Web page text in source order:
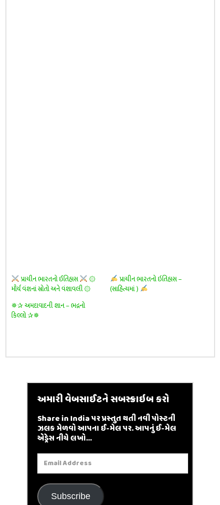
પ્રાચીન ભારતનો ઈતિહાસ
۞
મૌર્ય વંશનાં સ્રોતો અને વંશાવલી ۞
પ્રાચીન ભારતનો ઇતિહાસ –
(સાહિત્યમાં )
✵✰ અમદાવાદની શાન – ભદ્રનો
કિલ્લો ✰✵
અમારી વેબસાઈટને સબસ્ક્રાઇબ કરો
Share in India પર પ્રસ્તુત થતી નવી પોસ્ટની
ઝલક મેળવો આપના ઈ-મેલ પર. આપનું ઈ-મેલ
એડ્રેસ નીચે લખો...
Email
Address
Subscribe